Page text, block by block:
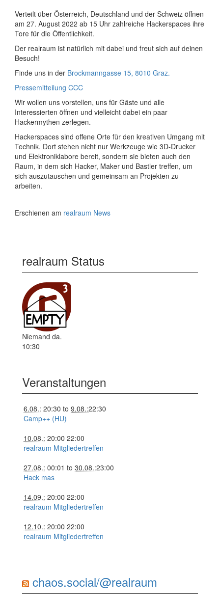
Verteilt über Österreich, Deutschland und der Schweiz öffnen
am 27. August 2022 ab 15 Uhr zahlreiche Hackerspaces ihre
Tore für die Öffentlichkeit.
Der realraum ist natürlich mit dabei und freut sich auf deinen
Besuch!
Finde uns in der Brockmanngasse 15, 8010 Graz.
Pressemitteilung CCC
Wir wollen uns vorstellen, uns für Gäste und alle
Interessierten öffnen und vielleicht dabei ein paar
Hackermythen zerlegen.
Hackerspaces sind offene Orte für den kreativen Umgang mit
Technik. Dort stehen nicht nur Werkzeuge wie 3D-Drucker
und Elektroniklabore bereit, sondern sie bieten auch den
Raum, in dem sich Hacker, Maker und Bastler treffen, um
sich auszutauschen und gemeinsam an Projekten zu
arbeiten.
Erschienen am realraum News
realraum Status
Niemand da.
10:30
Veranstaltungen
6.08.: 20:30 to 9.08.:22:30
Camp++ (HU)
10.08.: 20:00 22:00
realraum Mitgliedertreffen
27.08.: 00:01 to 30.08.:23:00
Hack mas
14.09.: 20:00 22:00
realraum Mitgliedertreffen
12.10.: 20:00 22:00
realraum Mitgliedertreffen
chaos.social/@realraum